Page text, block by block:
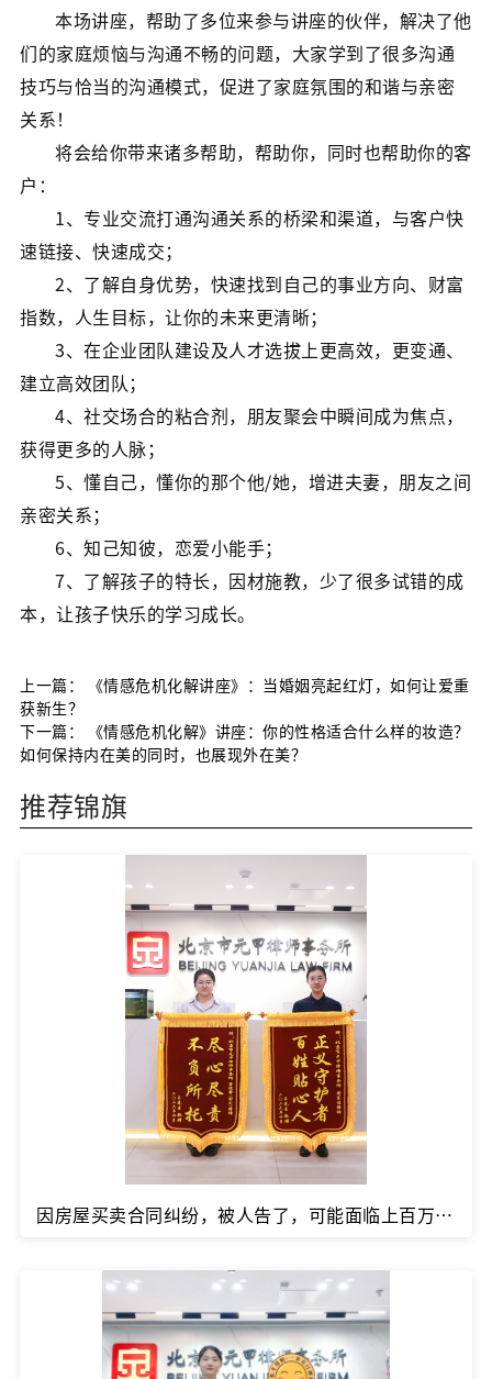
本场讲座，帮助了多位来参与讲座的伙伴，解决了他
们的家庭烦恼与沟通不畅的问题，大家学到了很多沟通
技巧与恰当的沟通模式，促进了家庭氛围的和谐与亲密
关系！
将会给你带来诸多帮助，帮助你，同时也帮助你的客
户：
1、专业交流打通沟通关系的桥梁和渠道，与客户快
速链接、快速成交；
2、了解自身优势，快速找到自己的事业方向、财富
指数，人生目标，让你的未来更清晰；
3、在企业团队建设及人才选拔上更高效，更变通、
建立高效团队；
4、社交场合的粘合剂，朋友聚会中瞬间成为焦点，
获得更多的人脉；
5、懂自己，懂你的那个他/她，增进夫妻，朋友之间
亲密关系；
6、知己知彼，恋爱小能手；
7、了解孩子的特长，因材施教，少了很多试错的成
本，让孩子快乐的学习成长。
上一篇：
《情感危机化解讲座》：当婚姻亮起红灯，如何让爱重
获新生？
下一篇：
《情感危机化解》讲座：你的性格适合什么样的妆造？
如何保持内在美的同时，也展现外在美？
推荐锦旗
因房屋买卖合同纠纷，被人告了，可能面临上百万的损失，怎么办？